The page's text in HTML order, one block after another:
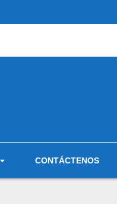
CONTÁCTENOS